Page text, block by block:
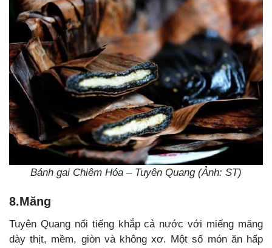
Bánh gai Chiêm Hóa – Tuyên Quang (Ảnh: ST)
8.Măng
Tuyên Quang nổi tiếng khắp cả nước với miếng măng
dày thịt, mềm, giòn và không xơ. Một số món ăn hấp